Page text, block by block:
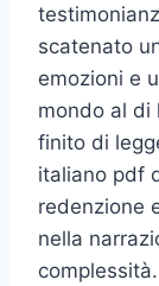
scatenato
emozioni e
mondo al di
finito di
italiano pdf
redenzione
nella